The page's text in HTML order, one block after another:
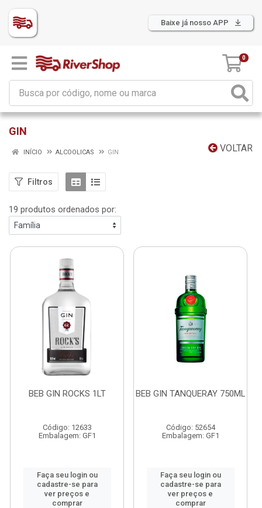
Baixe já nosso APP
0
GIN
VOLTAR
INÍCIO ALCOOLICAS GIN
Filtros
19 produtos ordenados por:
BEB GIN ROCKS 1LT
Código: 12633
Embalagem: GF1
Faça seu login ou
cadastre-se para
ver preços e
comprar
BEB GIN TANQUERAY 750ML
Código: 52654
Embalagem: GF1
Faça seu login ou
cadastre-se para
ver preços e
comprar